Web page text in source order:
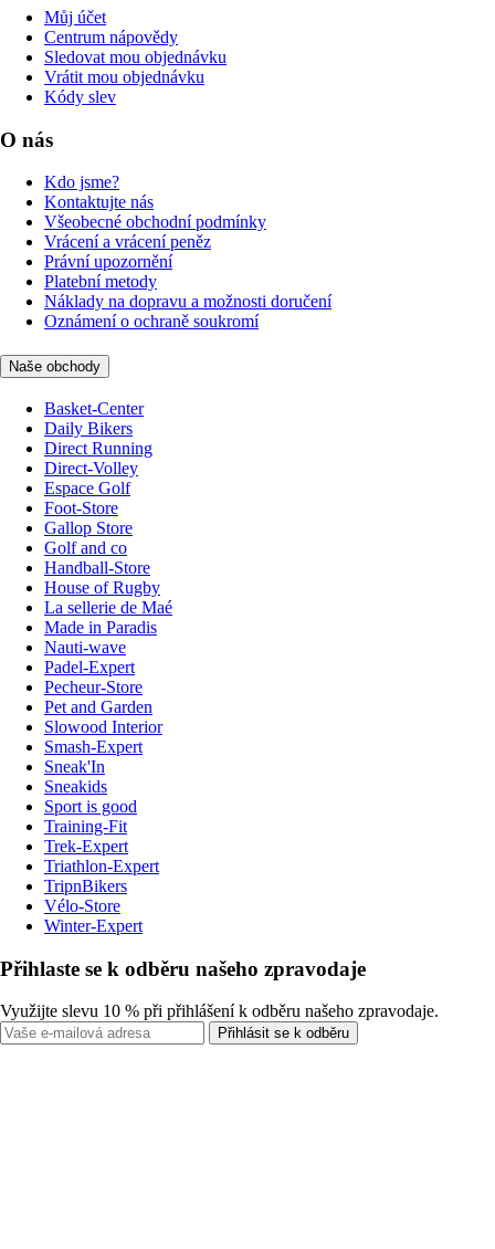
Můj účet
Centrum nápovědy
Sledovat mou objednávku
Vrátit mou objednávku
Kódy slev
O nás
Kdo jsme?
Kontaktujte nás
Všeobecné obchodní podmínky
Vrácení a vrácení peněz
Právní upozornění
Platební metody
Náklady na dopravu a možnosti doručení
Oznámení o ochraně soukromí
Naše obchody
Basket-Center
Daily Bikers
Direct Running
Direct-Volley
Espace Golf
Foot-Store
Gallop Store
Golf and co
Handball-Store
House of Rugby
La sellerie de Maé
Made in Paradis
Nauti-wave
Padel-Expert
Pecheur-Store
Pet and Garden
Slowood Interior
Smash-Expert
Sneak'In
Sneakids
Sport is good
Training-Fit
Trek-Expert
Triathlon-Expert
TripnBikers
Vélo-Store
Winter-Expert
Přihlaste se k odběru našeho zpravodaje
Využijte slevu 10 % při přihlášení k odběru našeho zpravodaje.
Přihlásit se k odběru